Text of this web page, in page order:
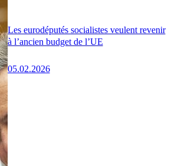
Les eurodéputés socialistes veulent revenir
à l’ancien budget de l’UE
05.02.2026